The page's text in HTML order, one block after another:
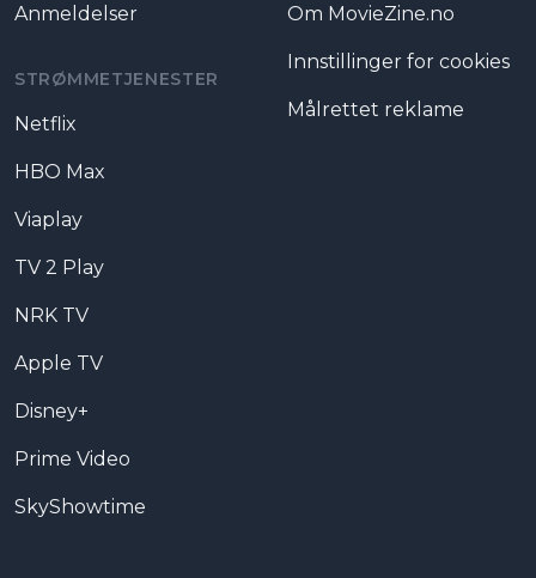
Anmeldelser
STRØMMETJENESTER
Netflix
HBO Max
Viaplay
TV 2 Play
NRK TV
Apple TV
Disney+
Prime Video
SkyShowtime
Om MovieZine.no
Innstillinger for cookies
Målrettet reklame